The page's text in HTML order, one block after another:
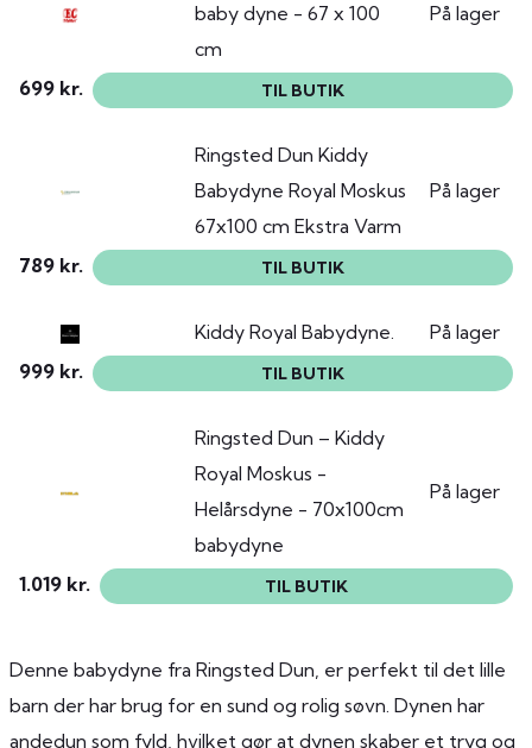
baby dyne - 67 x 100
cm
På lager
699 kr. TIL BUTIK
Ringsted Dun Kiddy
Babydyne Royal Moskus
67x100 cm Ekstra Varm
På lager
789 kr. TIL BUTIK
Kiddy Royal Babydyne.
På lager
999 kr.
TIL BUTIK
Ringsted Dun – Kiddy
Royal Moskus -
Helårsdyne - 70x100cm
babydyne
På lager
1.019 kr. TIL BUTIK
Denne babydyne fra Ringsted Dun, er perfekt til det lille
barn der har brug for en sund og rolig søvn. Dynen har
andedun som fyld, hvilket gør at dynen skaber et tryg og